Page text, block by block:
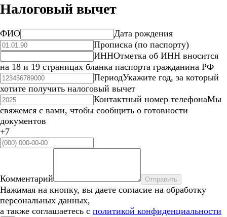
Налоговый вычет
ФИО
Дата рождения
Прописка (по паспорту)
ИННОтметка об ИНН вносится
на 18 и 19 страницах бланка паспорта гражданина РФ
ПериодУкажите год, за который
хотите получить налоговый вычет
Контактный номер телефонаМы
свяжемся с вами, чтобы сообщить о готовности
документов
+7
Комментарий Отправить
Нажимая на кнопку, вы даете согласие на обработку
персональных данных,
а также соглашаетесь с политикой конфиденциальности